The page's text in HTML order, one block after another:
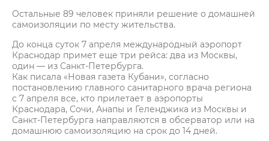
Остальные 89 человек приняли решение о домашней
самоизоляции по месту жительства.
До конца суток 7 апреля международный аэропорт
Краснодар примет еще три рейса: два из Москвы,
один — из Санкт-Петербурга.
Как писала «Новая газета Кубани», согласно
постановлению главного санитарного врача региона
с 7 апреля все, кто прилетает в аэропорты
Краснодара, Сочи, Анапы и Геленджика из Москвы и
Санкт-Петербурга направляются в обсерватор или на
домашнюю самоизоляцию на срок до 14 дней.